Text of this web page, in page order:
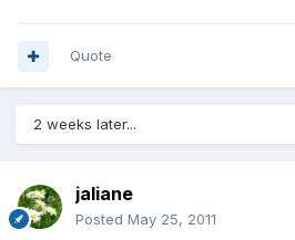
Quote
2 weeks later...
jaliane
Posted May 25, 2011